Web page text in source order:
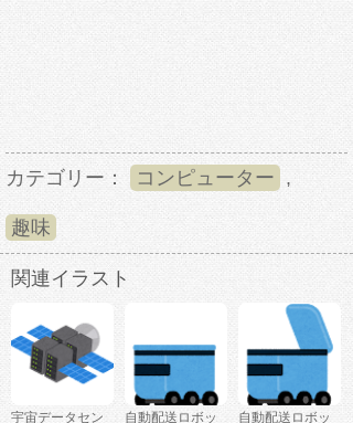
カテゴリー： コンピューター ,
趣味
関連イラスト
宇宙データセン
自動配送ロボッ
自動配送ロボッ